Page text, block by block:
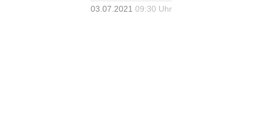
03.07.2021 09:30 Uhr